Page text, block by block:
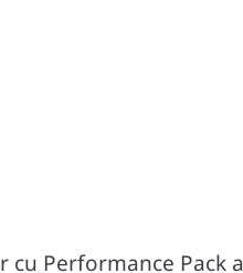
cu Performance Pack a